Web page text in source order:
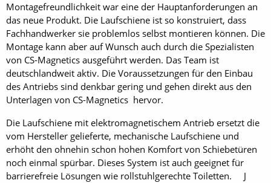
Montagefreundlichkeit war eine der Hauptanforderungen an
das neue Produkt. Die Laufschiene ist so konstruiert, dass
Fachhandwerker sie problemlos selbst montieren können. Die
Montage kann aber auf Wunsch auch durch die Spezialisten
von CS-Magnetics ausgeführt werden. Das Team ist
deutschlandweit aktiv. Die Voraussetzungen für den Einbau
des Antriebs sind denkbar gering und gehen direkt aus den
Unterlagen von CS-Magnetics hervor.
Die Laufschiene mit elektromagnetischem Antrieb ersetzt die
vom Hersteller gelieferte, mechanische Laufschiene und
erhöht den ohnehin schon hohen Komfort von Schiebetüren
noch einmal spürbar. Dieses System ist auch geeignet für
barrierefreie Lösungen wie rollstuhlgerechte Toiletten. J